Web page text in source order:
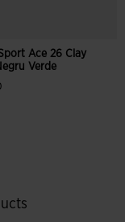
Ace 26 Clay
Verde